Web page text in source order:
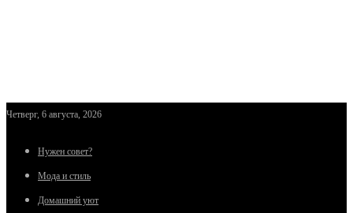
Четверг, 6 августа, 2026
Нужен совет?
Мода и стиль
Домашний уют